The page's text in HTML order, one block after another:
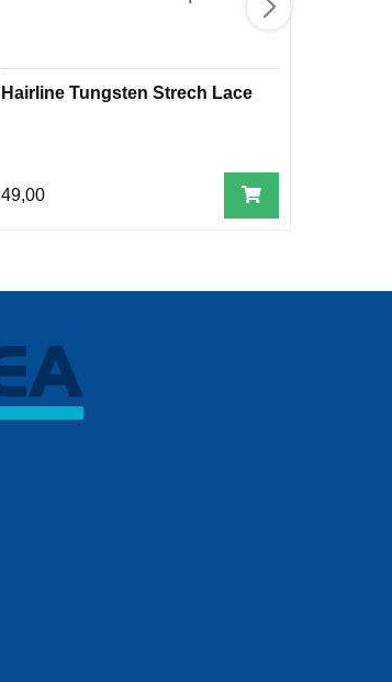
Hairline Tungsten Strech Lace
49,00